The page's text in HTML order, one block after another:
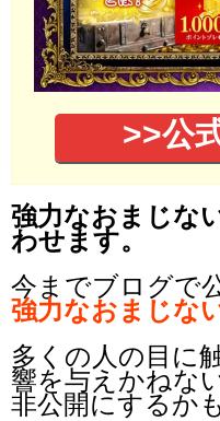
>>公
強力なおまじな
わせます。
今までブログで
強力なおまじな
多くの人の目に
響を与えかねな
非公開にするか